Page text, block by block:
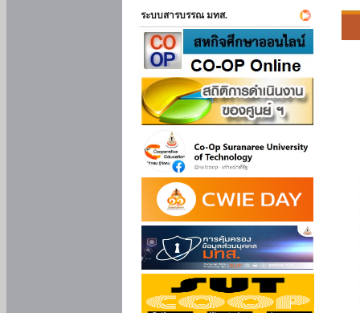
ระบบสารบรรณ มทส.